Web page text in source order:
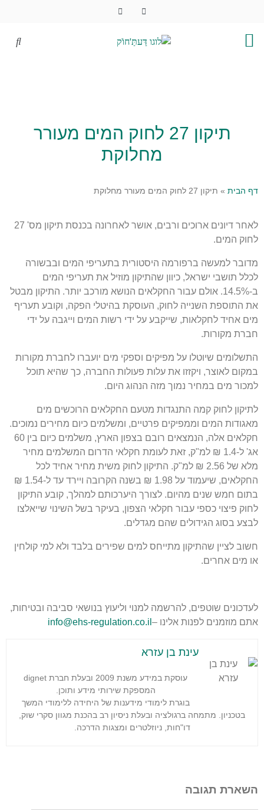
תיקון 27 לחוק המים מעורר
מחלוקת
דף הבית » תיקון 27 לחוק המים מעורר מחלוקת
לאחר דיונים ארוכים ורבים, אושר לאחרונה בכנסת תיקון מס' 27
לחוק המים.
מדובר למעשה ברפורמה היסטורית בתעריפי המים ובבשורה
לכלל תושבי ישראל, כיוון שהתיקון מוזיל את תעריפי המים
ב-14.5%. אולם עבור החקלאים הנושא מורכב יותר. התיקון מבטל
את התוספת השנייה לחוק, העוסקת בהיטלי הפקה, וקובע תעריף
מים אחיד לחקלאות, שייקבע על ידי רשות המים וייגבה על ידי
חברת מקורות.
התשלומים שיוטלו על מפיקים וספקי מים יועברו לחברת מקורות
במקום לאוצר, ויקזזו את עלות פעולות החברה, כך שהיא תוכל
למכור מים במחיר נמוך מזה הנהוג היום.
לתיקון לחוק קמה התנגדות מטעם החקלאים הרוכשים מים
מאגודות המים וממפיקים פרטיים, ומשלמים כיום מחירים נמוכים.
חקלאים אלה, הנמצאים רובם בצפון הארץ, משלמים כיום בין 60
אג' ל-1.4 ₪ למ"ק, זאת לעומת חקלאי הדרום המשלמים מחיר
מלא של 2.56 ₪ למ"ק. התיקון לחוק משית מחיר אחיד לכל
החקלאים, שיעמוד על 1.98 ₪ בשנה הקרובה ויירד עד ל-1.54 ₪
בתום חמש שנים מהיום. לצורך היערכותם למהלך, קובע התיקון
לחוק פיצוי כספי עבור חקלאי הצפון, בעיקר בשל השינוי שייאלצו
לבצע בסוג הגידולים שהם מגדלים.
חשוב לציין שהתיקון מתייחס למים שפירים בלבד ולא למי קולחין
או מים אחרים.
לעדכונים שוטפים, להרשמה למנוי וליעוץ בנושאי סביבה ובטיחות,
אתם מוזמנים לפנות אלינו – info@ehs-regulation.co.il
עינת בן עזרא
עוסקת במידע משנת 2009 ובעלת חברת dignet
המספקת שירותי מידע ותוכן.
בוגרת לימודי מידענות של היחידה ללימודי המשך
בטכניון. מתמחה ברגולציה ובעלת ניסיון רב בהכנת מגוון סקרי שוק,
דו"חות, ניוזלטרים ומצגות הדרכה.
השארת תגובה